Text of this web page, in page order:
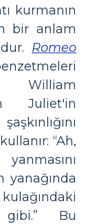
kurmanın
bir anlam
Romeo
William
Juliet'in
“Ah,
yanağında
Bu